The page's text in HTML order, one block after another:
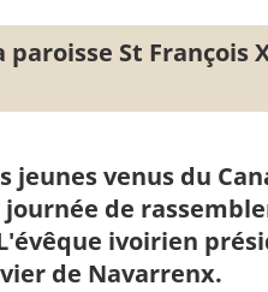
St François
venus du
de
ivoirien
de Navarrenx.